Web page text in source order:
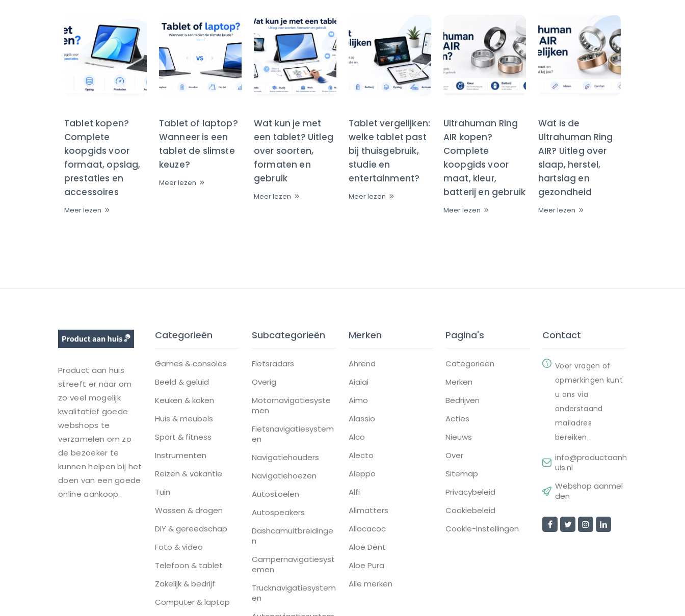
Tablet kopen?
Complete
koopgids voor
formaat, opslag,
prestaties en
accessoires
Meer lezen
Tablet of laptop?
Wanneer is een
tablet de slimste
keuze?
Meer lezen
Wat kun je met
een tablet? Uitleg
over soorten,
formaten en
gebruik
Meer lezen
Tablet vergelijken:
welke tablet past
bij thuisgebruik,
studie en
entertainment?
Meer lezen
Ultrahuman Ring
AIR kopen?
Complete
koopgids voor
maat, kleur,
batterij en gebruik
Meer lezen
Wat is de
Ultrahuman Ring
AIR? Uitleg over
slaap, herstel,
hartslag en
gezondheid
Meer lezen
Product aan huis
streeft er naar om
zo veel mogelijk
kwalitatief goede
webshops te
verzamelen om zo
de bezoeker te
kunnen helpen bij het
doen van een goede
online aankoop.
Categorieën
Games & consoles
Beeld & geluid
Keuken & koken
Huis & meubels
Sport & fitness
Instrumenten
Reizen & vakantie
Tuin
Wassen & drogen
DIY & gereedschap
Foto & video
Telefoon & tablet
Zakelijk & bedrijf
Computer & laptop
Subcategorieën
Fietsradars
Overig
Motornavigatiesyste
men
Fietsnavigatiesystem
en
Navigatiehouders
Navigatiehoezen
Autostoelen
Autospeakers
Dashcamuitbreidinge
n
Campernavigatiesyst
emen
Trucknavigatiesystem
en
Merken
Ahrend
Aiaiai
Aimo
Alassio
Alco
Alecto
Aleppo
Alfi
Allmatters
Allocacoc
Aloe Dent
Aloe Pura
Alle merken
Pagina's
Categorieën
Merken
Bedrijven
Acties
Nieuws
Over
Sitemap
Privacybeleid
Cookiebeleid
Cookie-instellingen
Contact
Voor vragen of
opmerkingen kunt
u ons via
onderstaand
mailadres
bereiken.
info@productaanh
uis.nl
Webshop aanmel
den